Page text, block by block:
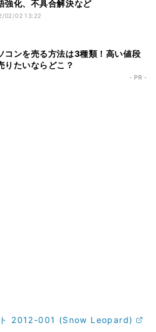
強化、不具合解決など
02/02 13:22
コンを売る方法は3種類！高い値段
りたいならどこ？
- PR -
ト 2012-001 (Snow Leopard)